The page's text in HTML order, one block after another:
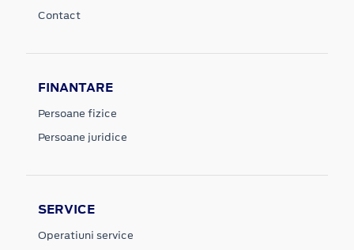
Contact
FINANTARE
Persoane fizice
Persoane juridice
SERVICE
Operatiuni service